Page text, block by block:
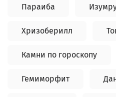
Параиба
Хризоберилл
Камни по гороскопу
Гемиморфит